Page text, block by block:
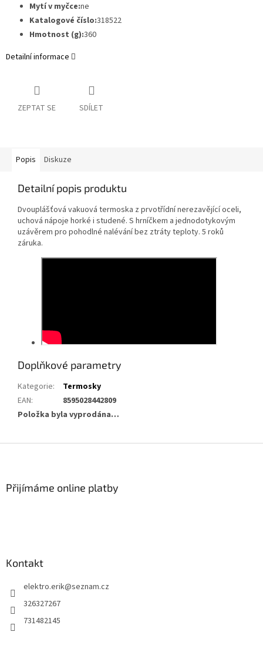
Mytí v myčce:ne
Katalogové číslo:318522
Hmotnost (g):360
Detailní informace
ZEPTAT SE SDÍLET
Popis Diskuze
Detailní popis produktu
Dvouplášťová vakuová termoska z prvotřídní nerezavějící oceli,
uchová nápoje horké i studené. S hrníčkem a jednodotykovým
uzávěrem pro pohodlné nalévání bez ztráty teploty. 5 roků
záruka.
Doplňkové parametry
Kategorie:
Termosky
EAN:
8595028442809
Položka byla vyprodána…
Přijímáme online platby
Kontakt
elektro.erik@seznam.cz
326327267
731482145